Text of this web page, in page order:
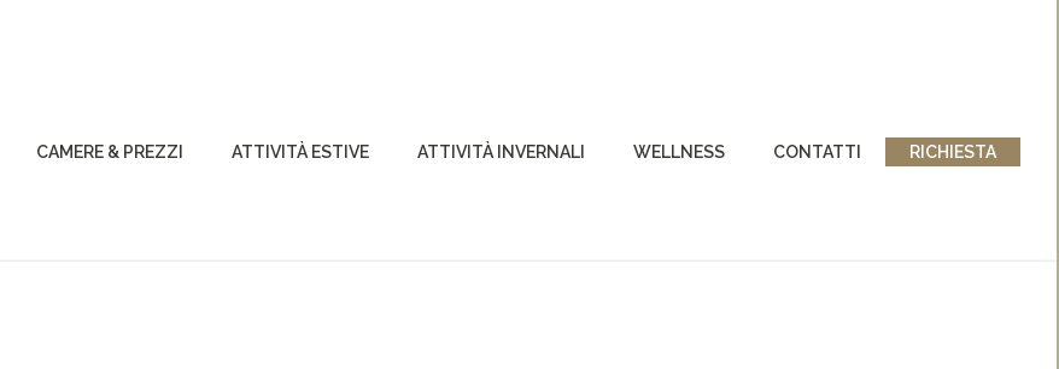
CAMERE & PREZZI ATTIVITÀ ESTIVE ATTIVITÀ INVERNALI WELLNESS CONTATTI RICHIESTA